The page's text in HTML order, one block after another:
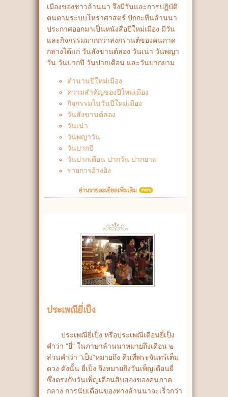
เมืองของชาวล้านนา จึงมีวันและการปฏิบัติ
ตนตามระบบโหราศาสตร์ ปักกะทืนล้านนา
ประกาศออกมาเป็นหนังสือปีใหม่เมือง มีวัน
และกิจกรรมมากกว่าสงกรานต์ของคนภาค
กลางได้แก่ วันสังขานต์ล่อง วันเน่า วันพญา
วัน วันปากปี วันปากเดือน และวันปากยาม
ตำนานปีใหม่เมือง
ความสำคัญของปีใหม่เมือง
กิจกรรมในวันปีใหม่เมือง
วันสังขานต์ล่อง
วันเน่า
วันพญาวัน
วันปากปี
วันปากเดือน ปากวัน ปากยาม
รายการอ้างอิง
ประเพณียี่เป็ง
ประเพณียี่เป็ง หรือประเพณีเดือนยี่เป็ง
คำว่า "ยี่" ในภาษาล้านนาหมายถึงเดือน ๒
ส่วนคำว่า "เป็ง"หมายถึง คืนที่พระจันทร์เต็ม
ดวง ดังนั้น ยี่เป็ง จึงหมายถึงวันเพ็ญเดือนยี่
ซึ่งตรงกับวันเพ็ญเดือนสิบสองของคนภาค
กลาง การนับเดือนของทางล้านนาจะเร็วกว่า